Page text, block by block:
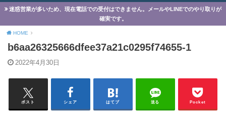
迷惑営業が多いため、現在電話での受付はできません。メールやLINEでのやり取りが
確実です。
HOME
b6aa26325666dfee37a21c0295f74655-1
2022年4月30日
ポスト シェア はてブ 送る Pocket